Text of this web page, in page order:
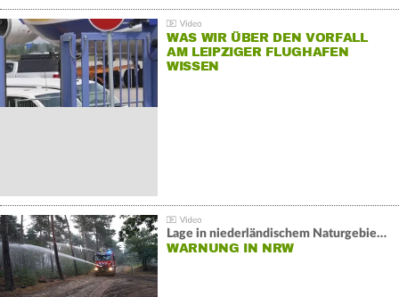
WAS WIR ÜBER DEN VORFALL
AM LEIPZIGER FLUGHAFEN
WISSEN
Lage in niederländischem Naturgebiet stabil
WARNUNG IN NRW